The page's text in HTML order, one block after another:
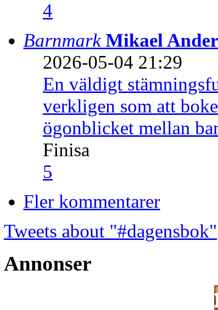
4
Barnmark Mikael
2026-05-04 21:29
En väldigt
verkligen som att
ögonblicket mellan
Finisa
5
Fler kommentarer
Tweets about "#dagensbok"
Annonser